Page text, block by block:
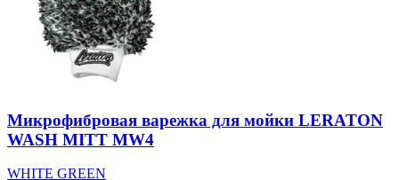
Микрофибровая варежка для мойки LERATON
WASH MITT MW4
WHITE GREEN